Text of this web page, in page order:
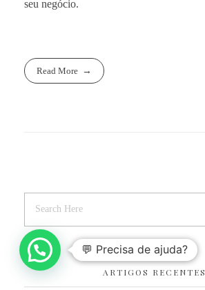
seu negócio.
Read More
ARTIGOS RECENTES
💬 Precisa de ajuda?